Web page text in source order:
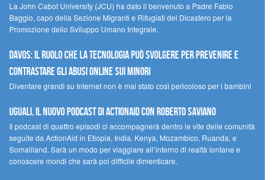
La John Cabot University (JCU) ha dato il benvenuto a Padre Fabio
Baggio, capo della Sezione Migranti e Rifugiati del Dicastero per la
Promozione dello Sviluppo Umano Integrale.
Davos: il ruolo che la tecnologia può svolgere per prevenire e
contrastare gli abusi online sui minori
Diventare grandi su Internet non è mai stato così pericoloso per i bambini
UGUALI, il nuovo podcast di ACTIONAID con Roberto Saviano
Il podcast di quattro episodi ci accompagnerà dentro le vite delle comunità
seguite da ActionAid in Etiopia, India, Kenya, Mozambico, Ruanda, e
Somaliland. Sarà un modo per viaggiare all’interno di realtà lontane e
conoscere mondi che sarà poi difficile dimenticare.